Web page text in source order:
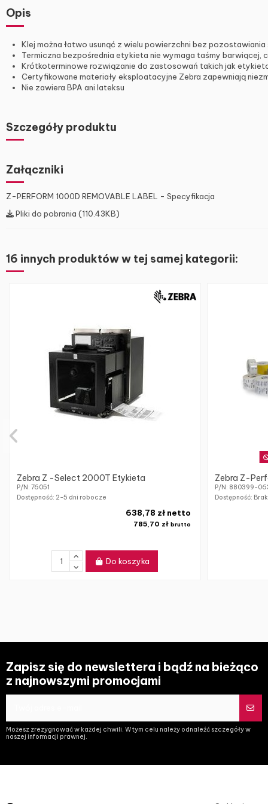
Opis
Klej można łatwo usunąć z wielu powierzchni bez
Termiczna bezpośrednia etykieta nie wymaga taśmy barwiącej,
Krótkoterminowe rozwiązanie do zastosowań takich jak
Certyfikowane materiały eksploatacyjne Zebra zapewniają
Nie zawiera BPA ani lateksu
Szczegóły produktu
Załączniki
Z-PERFORM 1000D REMOVABLE LABEL - Specyfikacja
Pliki do pobrania (110.43KB)
16 innych produktów w tej samej kategorii:
Zebra Z -Select 2000T Etykieta
P/N: 76051
Dostępność: 2-5 dni robocze
785,70 złbrutto
638,78 zł netto
Do koszyka
Zebra Z-
P/N: 880399-
Dostępność:
Zapisz się do newslettera i bądź na bieżąco
z najnowszymi promocjami
Możesz zrezygnować w każdej chwili. W tym celu należy odnaleźć szczegóły w
naszej informacji prawnej.